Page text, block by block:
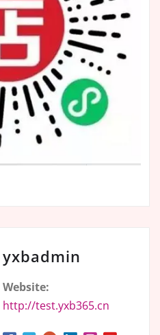
yxbadmin
Website:
http://test.yxb365.cn